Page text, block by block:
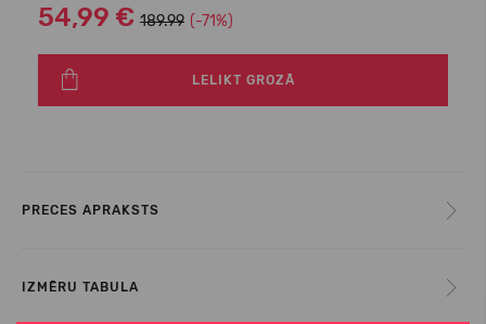
54,99 € 189.99 (-71%)
LELIKT GROZĀ
PRECES APRAKSTS
IZMĒRU TABULA